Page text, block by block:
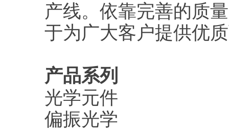
产线。依靠完善的质
于为广大客户提供优
产品系列
光学元件
偏振光学